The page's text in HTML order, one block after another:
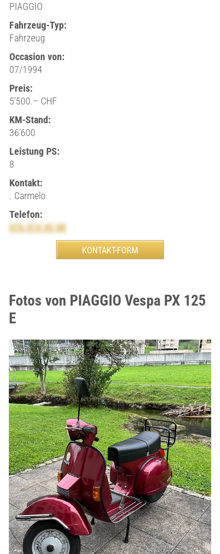
PIAGGIO
Fahrzeug-Typ:
Fahrzeug
Occasion von:
07/1994
Preis:
5’500.– CHF
KM-Stand:
36’600
Leistung PS:
8
Kontakt:
. Carmelo
Telefon:
076 414 45 00
Fotos von PIAGGIO Vespa PX 125
E